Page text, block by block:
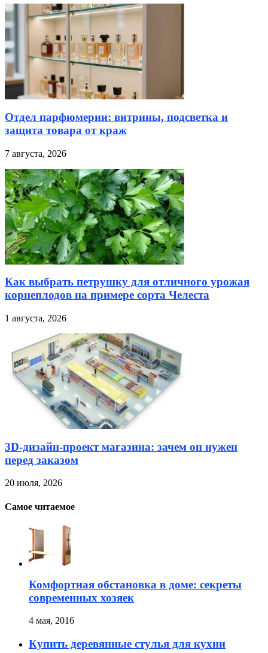
Отдел парфюмерии: витрины, подсветка и
защита товара от краж
7 августа, 2026
Как выбрать петрушку для отличного урожая
корнеплодов на примере сорта Челеста
1 августа, 2026
3D-дизайн-проект магазина: зачем он нужен
перед заказом
20 июля, 2026
Самое читаемое
Комфортная обстановка в доме: секреты
современных хозяек
4 мая, 2016
Купить деревянные стулья для кухни